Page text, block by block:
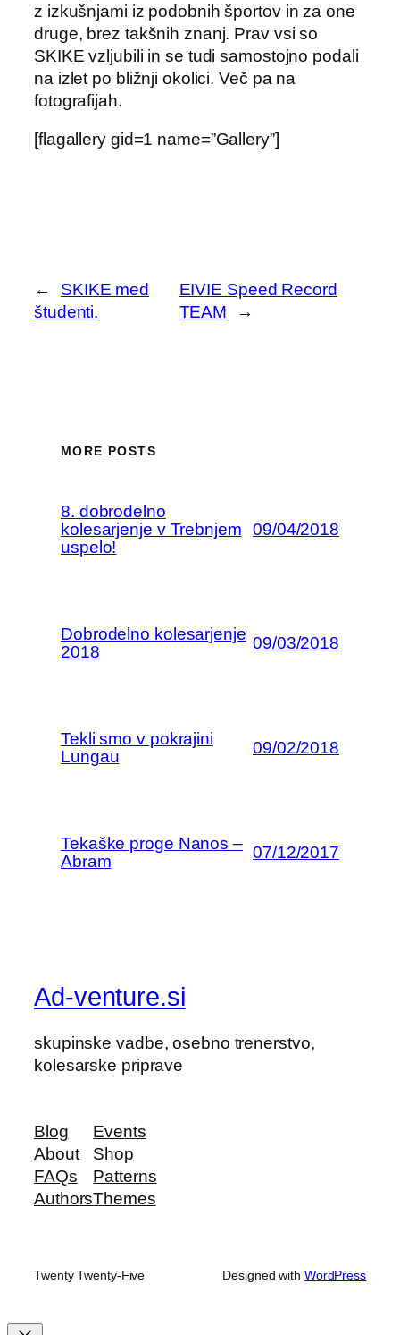
z izkušnjami iz podobnih športov in za one
druge, brez takšnih znanj. Prav vsi so
SKIKE vzljubili in se tudi samostojno podali
na izlet po bližnji okolici. Več pa na
fotografijah.
[flagallery gid=1 name=”Gallery”]
←
SKIKE med
študenti.
EIVIE Speed Record
TEAM
→
MORE POSTS
8. dobrodelno
kolesarjenje v Trebnjem
uspelo!
09/04/2018
Dobrodelno kolesarjenje
2018
09/03/2018
Tekli smo v pokrajini
Lungau
09/02/2018
Tekaške proge Nanos –
Abram
07/12/2017
Ad-venture.si
skupinske vadbe, osebno trenerstvo,
kolesarske priprave
Blog
About
FAQs
Authors
Events
Shop
Patterns
Themes
Twenty Twenty-Five Designed with WordPress